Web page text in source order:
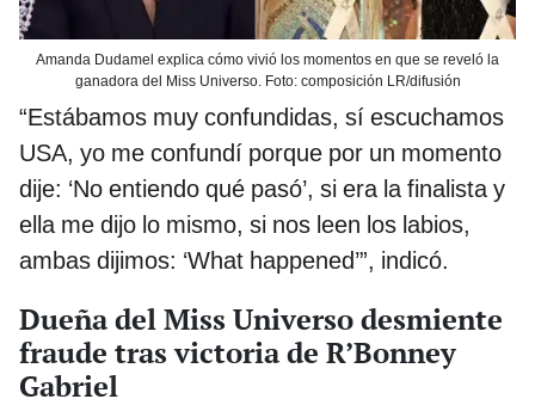
Amanda Dudamel explica cómo vivió los momentos en que se reveló la
ganadora del Miss Universo. Foto: composición LR/difusión
“Estábamos muy confundidas, sí escuchamos
USA, yo me confundí porque por un momento
dije: ‘No entiendo qué pasó’, si era la finalista y
ella me dijo lo mismo, si nos leen los labios,
ambas dijimos: ‘What happened’”, indicó.
Dueña del Miss Universo desmiente
fraude tras victoria de R’Bonney
Gabriel